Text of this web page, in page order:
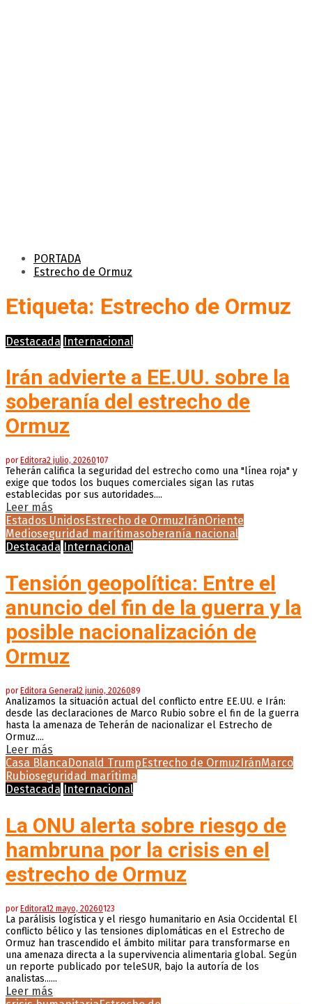
PORTADA
Estrecho de Ormuz
Etiqueta: Estrecho de Ormuz
Destacada Internacional
Irán advierte a EE.UU. sobre la
soberanía del estrecho de
Ormuz
por Editora2 julio, 20260107
Teherán califica la seguridad del estrecho como una "línea roja" y
exige que todos los buques comerciales sigan las rutas
establecidas por sus autoridades....
Leer más
Estados Unidos Estrecho de Ormuz IránOriente
Medioseguridad marítimasoberanía nacional
Destacada Internacional
Tensión geopolítica: Entre el
anuncio del fin de la guerra y la
posible nacionalización de
Ormuz
por Editora General2 junio, 2026089
Analizamos la situación actual del conflicto entre EE.UU. e Irán:
desde las declaraciones de Marco Rubio sobre el fin de la guerra
hasta la amenaza de Teherán de nacionalizar el Estrecho de
Ormuz....
Leer más
Casa BlancaDonald TrumpEstrecho de OrmuzIránMarco
Rubioseguridad marítima
Destacada Internacional
La ONU alerta sobre riesgo de
hambruna por la crisis en el
estrecho de Ormuz
porEditora12 mayo, 20260123
La parálisis logística y el riesgo humanitario en Asia Occidental El
conflicto bélico y las tensiones diplomáticas en el Estrecho de
Ormuz han trascendido el ámbito militar para transformarse en
una amenaza directa a la supervivencia alimentaria global. Según
un reporte publicado por teleSUR, bajo la autoría de los
analistas......
Leer más